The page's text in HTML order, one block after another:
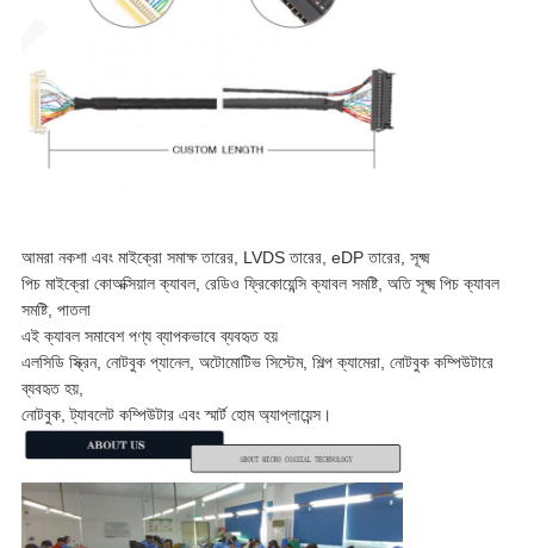
আমরা নকশা এবং মাইক্রো সমাক্ষ তারের, LVDS তারের, eDP তারের, সূক্ষ্ম
পিচ মাইক্রো কোঅক্সিয়াল ক্যাবল, রেডিও ফ্রিকোয়েন্সি ক্যাবল সমষ্টি, অতি সূক্ষ্ম পিচ ক্যাবল
সমষ্টি, পাতলা
এই ক্যাবল সমাবেশ পণ্য ব্যাপকভাবে ব্যবহৃত হয়
এলসিডি স্ক্রিন, নোটবুক প্যানেল, অটোমোটিভ সিস্টেম, শিল্প ক্যামেরা, নোটবুক কম্পিউটারে
ব্যবহৃত হয়,
নোটবুক, ট্যাবলেট কম্পিউটার এবং স্মার্ট হোম অ্যাপ্লায়েন্স।